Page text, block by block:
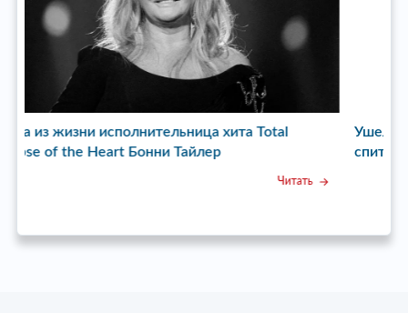
Ушел из жизни режиссер сериала «Пока станица
спит» Бата Недич